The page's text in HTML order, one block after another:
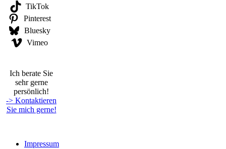
TikTok
Pinterest
Bluesky
Vimeo
Ich berate Sie
sehr gerne
persönlich!
-> Kontaktieren
Sie mich gerne!
Impressum